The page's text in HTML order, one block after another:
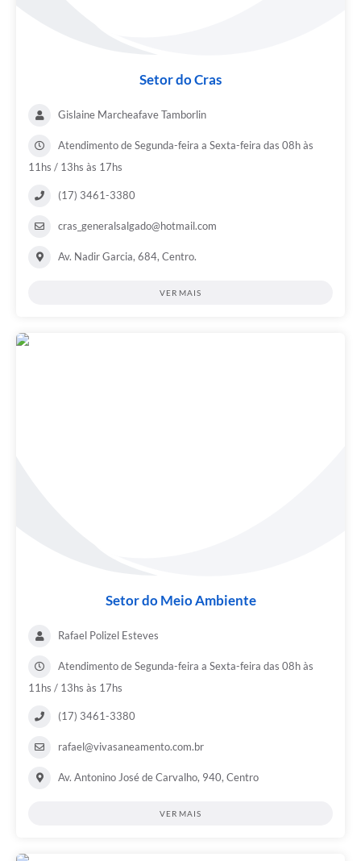
Setor do Cras
Gislaine Marcheafave Tamborlin
Atendimento de Segunda-feira a Sexta-feira das 08h às
11hs / 13hs às 17hs
(17) 3461-3380
cras_generalsalgado@hotmail.com
Av. Nadir Garcia, 684, Centro.
VER MAIS
Setor do Meio Ambiente
Rafael Polizel Esteves
Atendimento de Segunda-feira a Sexta-feira das 08h às
11hs / 13hs às 17hs
(17) 3461-3380
rafael@vivasaneamento.com.br
Av. Antonino José de Carvalho, 940, Centro
VER MAIS